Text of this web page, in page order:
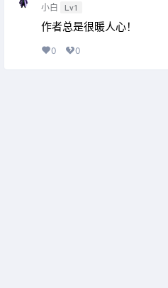
小白 Lv1
作者总是很暖人心！
0 0